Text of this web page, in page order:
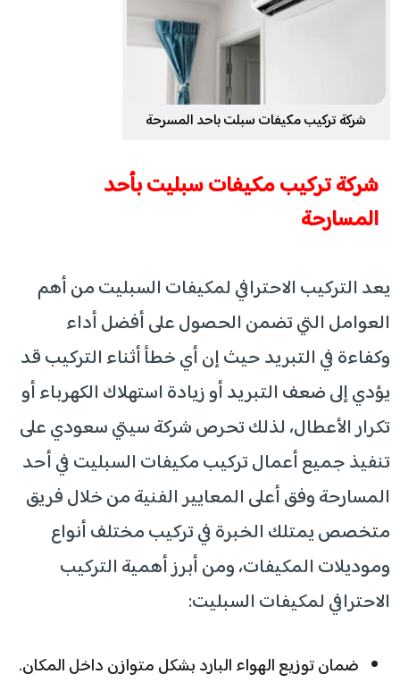
شركة تركيب مكيفات سبلت باحد المسرحة
شركة تركيب مكيفات سبليت بأحد
المسارحة
يعد التركيب الاحترافي لمكيفات السبليت من أهم
العوامل التي تضمن الحصول على أفضل أداء
وكفاءة في التبريد حيث إن أي خطأ أثناء التركيب قد
يؤدي إلى ضعف التبريد أو زيادة استهلاك الكهرباء أو
تكرار الأعطال، لذلك تحرص شركة سيتي سعودي على
تنفيذ جميع أعمال تركيب مكيفات السبليت في أحد
المسارحة وفق أعلى المعايير الفنية من خلال فريق
متخصص يمتلك الخبرة في تركيب مختلف أنواع
وموديلات المكيفات، ومن أبرز أهمية التركيب
الاحترافي لمكيفات السبليت:
ضمان توزيع الهواء البارد بشكل متوازن داخل المكان.